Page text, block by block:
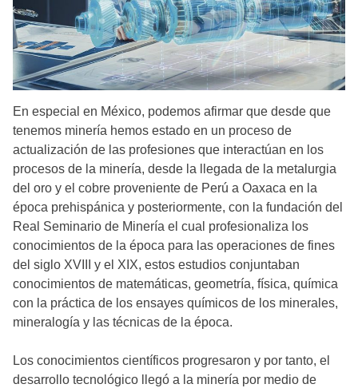
En especial en México, podemos afirmar que desde que
tenemos minería hemos estado en un proceso de
actualización de las profesiones que interactúan en los
procesos de la minería, desde la llegada de la metalurgia
del oro y el cobre proveniente de Perú a Oaxaca en la
época prehispánica y posteriormente, con la fundación del
Real Seminario de Minería el cual profesionaliza los
conocimientos de la época para las operaciones de fines
del siglo XVIII y el XIX, estos estudios conjuntaban
conocimientos de matemáticas, geometría, física, química
con la práctica de los ensayes químicos de los minerales,
mineralogía y las técnicas de la época.
Los conocimientos científicos progresaron y por tanto, el
desarrollo tecnológico llegó a la minería por medio de